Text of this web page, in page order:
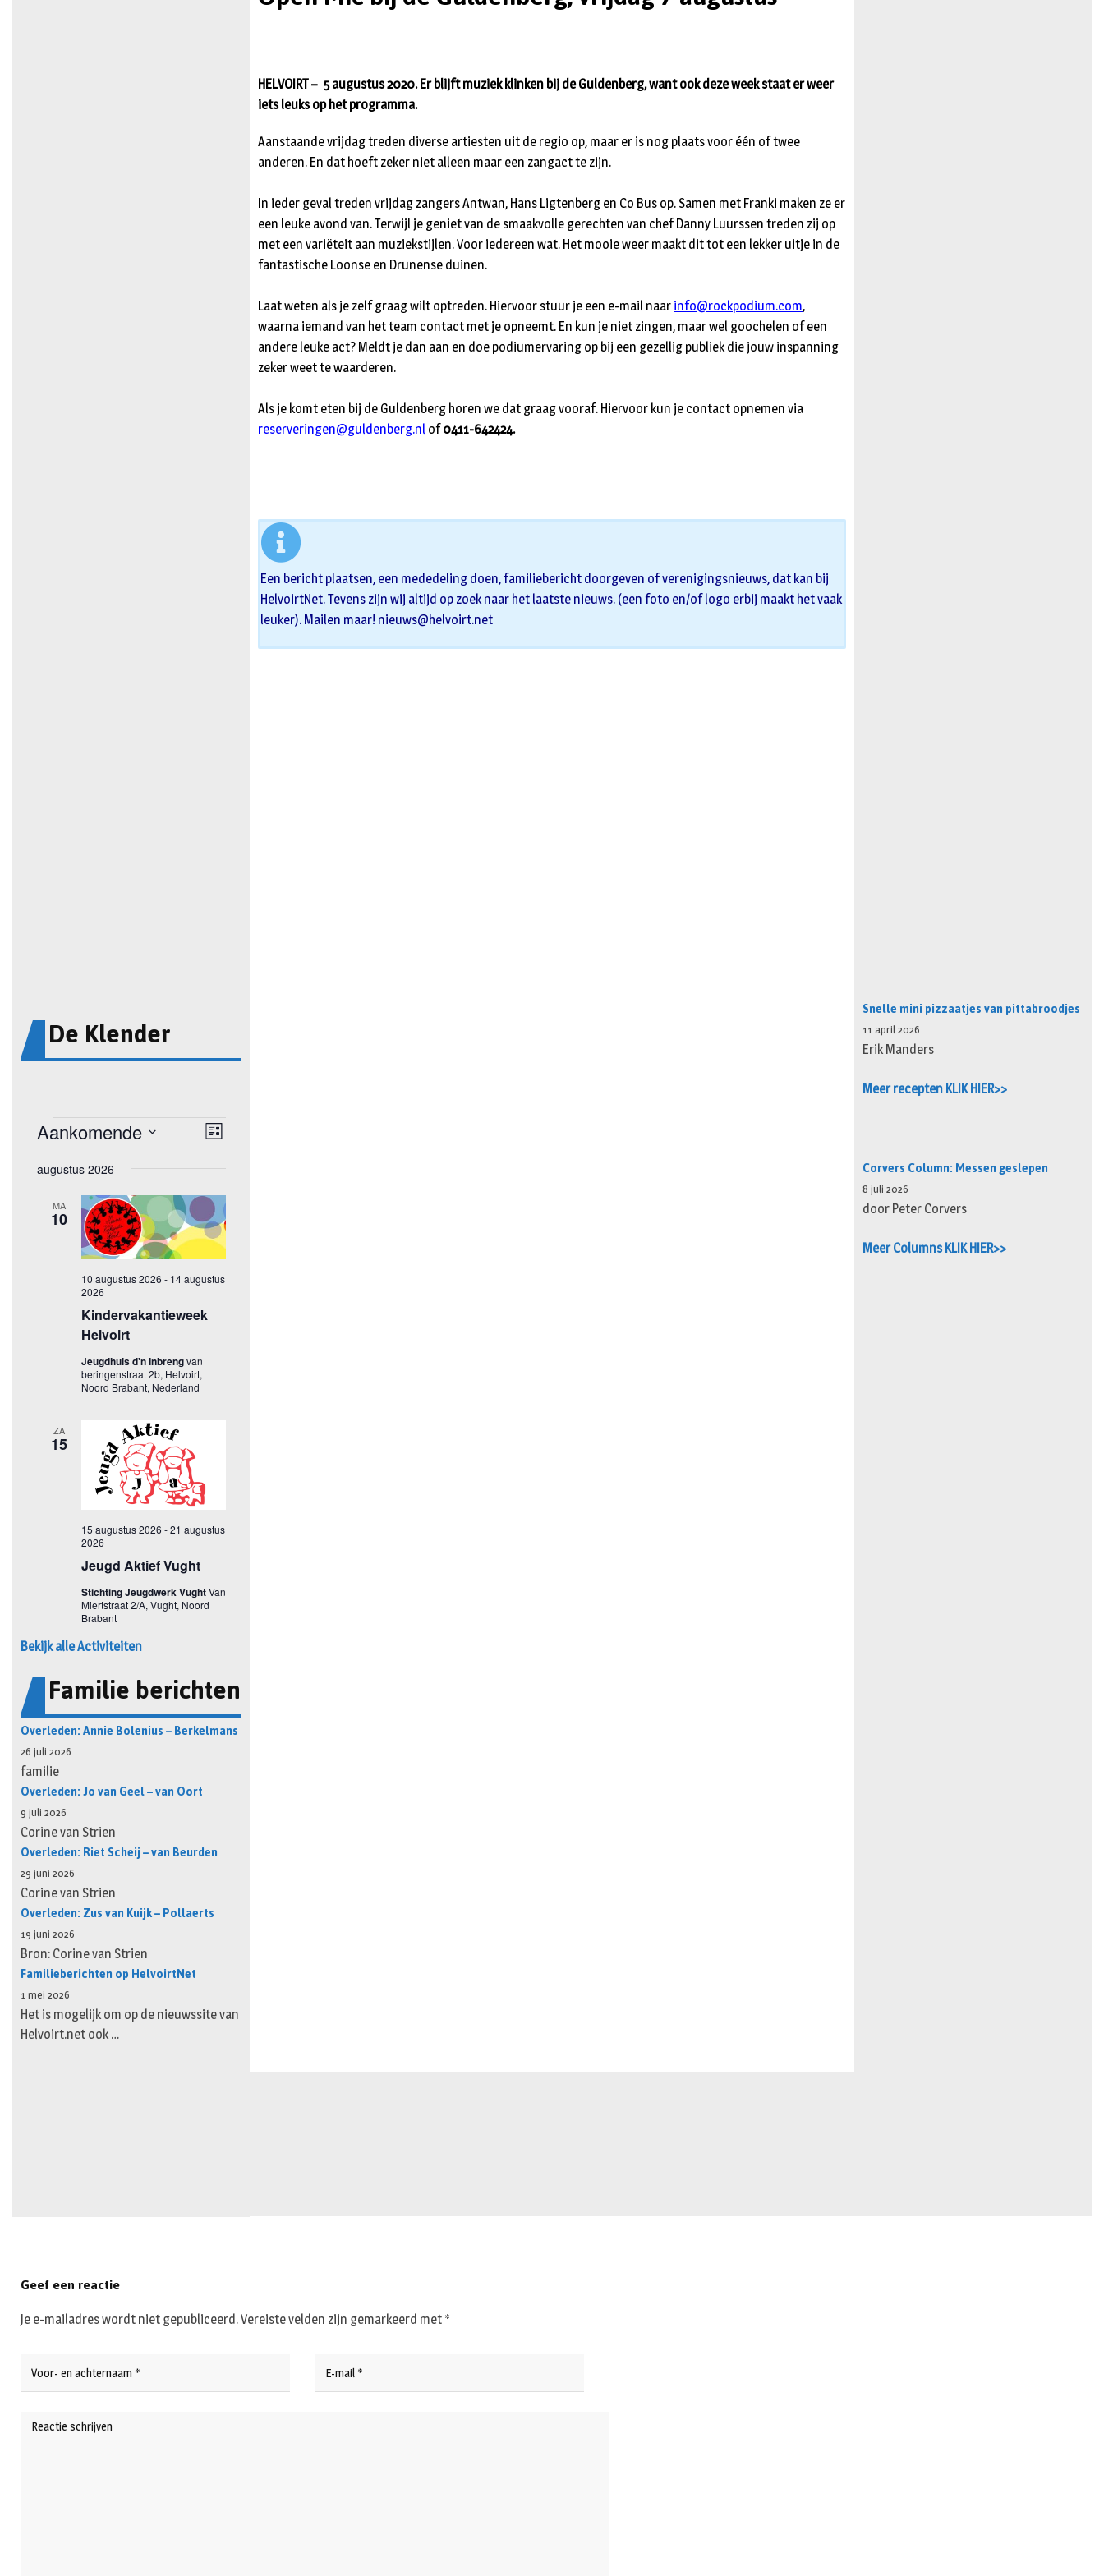
De Klender
Bekijk alle Activiteiten
Familie berichten
Overleden: Annie Bolenius – Berkelmans
26 juli 2026
familie
Overleden: Jo van Geel – van Oort
9 juli 2026
Corine van Strien
Overleden: Riet Scheij – van Beurden
29 juni 2026
Corine van Strien
Overleden: Zus van Kuijk – Pollaerts
19 juni 2026
Bron: Corine van Strien
Familieberichten op HelvoirtNet
1 mei 2026
Het is mogelijk om op de nieuwssite van
Helvoirt.net ook …
HELVOIRT – 5 augustus 2020. Er blijft muziek klinken bij de Guldenberg, want ook deze week staat er weer
iets leuks op het programma.
Aanstaande vrijdag treden diverse artiesten uit de regio op, maar er is nog plaats voor één of twee
anderen. En dat hoeft zeker niet alleen maar een zangact te zijn.
In ieder geval treden vrijdag zangers Antwan, Hans Ligtenberg en Co Bus op. Samen met Franki maken ze er
een leuke avond van. Terwijl je geniet van de smaakvolle gerechten van chef Danny Luurssen treden zij op
met een variëteit aan muziekstijlen. Voor iedereen wat. Het mooie weer maakt dit tot een lekker uitje in de
fantastische Loonse en Drunense duinen.
Laat weten als je zelf graag wilt optreden. Hiervoor stuur je een e-mail naar info@rockpodium.com,
waarna iemand van het team contact met je opneemt. En kun je niet zingen, maar wel goochelen of een
andere leuke act? Meldt je dan aan en doe podiumervaring op bij een gezellig publiek die jouw inspanning
zeker weet te waarderen.
Als je komt eten bij de Guldenberg horen we dat graag vooraf. Hiervoor kun je contact opnemen via
reserveringen@guldenberg.nl of0411-642424.
Een bericht plaatsen, een mededeling doen, familiebericht doorgeven of verenigingsnieuws, dat kan bij
HelvoirtNet. Tevens zijn wij altijd op zoek naar het laatste nieuws. (een foto en/of logo erbij maakt het vaak
leuker). Mailen maar! nieuws@helvoirt.net
Snelle mini pizzaatjes van pittabroodjes
11 april 2026
Erik Manders
Meer recepten KLIK HIER>>
Corvers Column: Messen geslepen
8 juli 2026
door Peter Corvers
Meer Columns KLIK HIER>>
Geef een reactie
Je e-mailadres wordt niet gepubliceerd.Vereiste velden zijn gemarkeerd met *